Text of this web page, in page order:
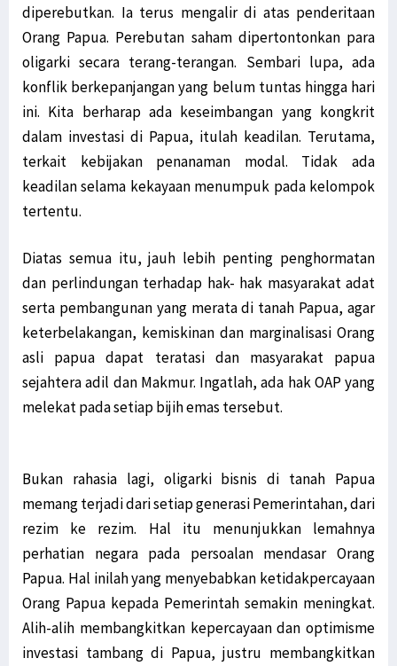
diperebutkan. Ia terus mengalir di atas penderitaan
Orang Papua. Perebutan saham dipertontonkan para
oligarki secara terang-terangan. Sembari lupa, ada
konflik berkepanjangan yang belum tuntas hingga hari
ini. Kita berharap ada keseimbangan yang kongkrit
dalam investasi di Papua, itulah keadilan. Terutama,
terkait kebijakan penanaman modal. Tidak ada
keadilan selama kekayaan menumpuk pada kelompok
tertentu.
Diatas semua itu, jauh lebih penting penghormatan
dan perlindungan terhadap hak- hak masyarakat adat
serta pembangunan yang merata di tanah Papua, agar
keterbelakangan, kemiskinan dan marginalisasi Orang
asli papua dapat teratasi dan masyarakat papua
sejahtera adil dan Makmur. Ingatlah, ada hak OAP yang
melekat pada setiap bijih emas tersebut.
Bukan rahasia lagi, oligarki bisnis di tanah Papua
memang terjadi dari setiap generasi Pemerintahan, dari
rezim ke rezim. Hal itu menunjukkan lemahnya
perhatian negara pada persoalan mendasar Orang
Papua. Hal inilah yang menyebabkan ketidakpercayaan
Orang Papua kepada Pemerintah semakin meningkat.
Alih-alih membangkitkan kepercayaan dan optimisme
investasi tambang di Papua, justru membangkitkan